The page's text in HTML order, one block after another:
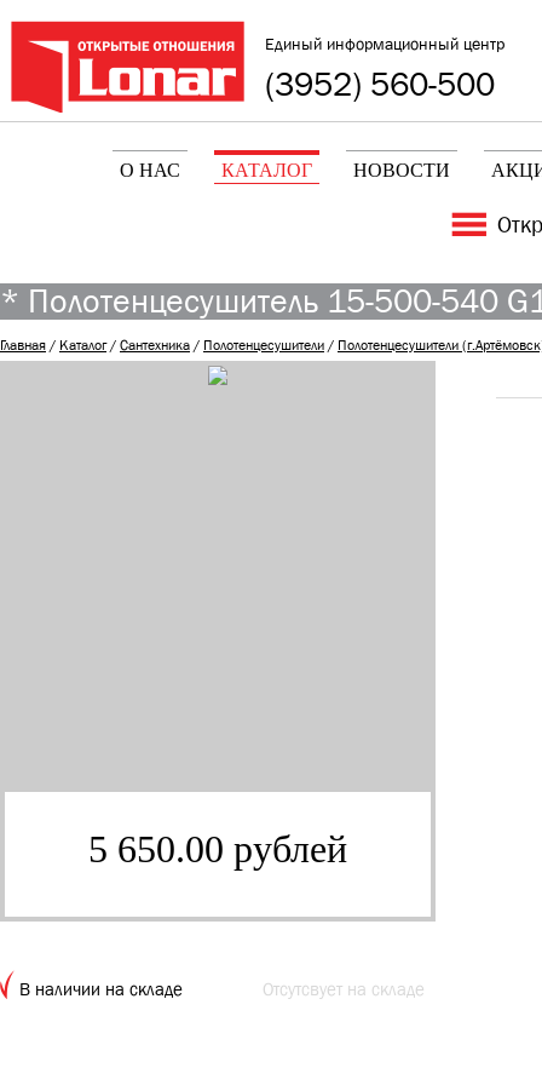
Единый информационный центр
(3952) 560-500
О НАС КАТАЛОГ НОВОСТИ
* Полотенцесушитель 15-500-540
Главная/ Каталог/Сантехника/ Полотенцесушители/ Полотенцесушители
5 650.00 рублей
В наличии на складе Отсутсвует на складе